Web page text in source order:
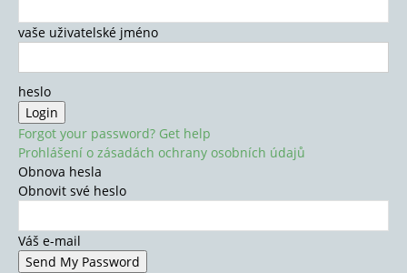
vaše uživatelské jméno
heslo
Forgot your password? Get help
Prohlášení o zásadách ochrany osobních údajů
Obnova hesla
Obnovit své heslo
Váš e-mail